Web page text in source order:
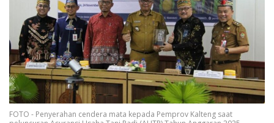
FOTO - Penyerahan cendera mata kepada Pemprov Kalteng saat